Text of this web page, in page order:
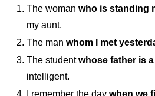
The woman who is standing
my aunt.
The man whom I met
The studentwhose father is
intelligent.
I remember the day when we